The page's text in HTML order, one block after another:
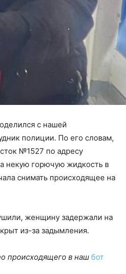
с нашей
полиции. По его словам,
№1527 по адресу
некую горючую жидкость в
снимать происходящее на
женщину задержали на
из-за задымления.
происходящего в наш бот